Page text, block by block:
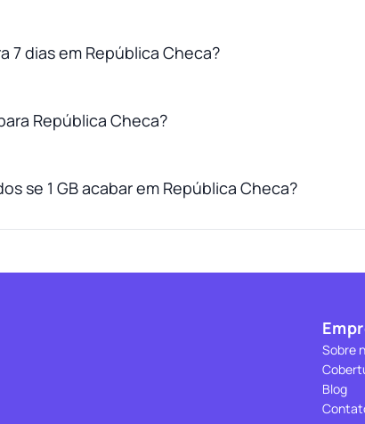
7 dias em República Checa?
República Checa?
se 1 GB acabar em República Checa?
Sobre
Blog